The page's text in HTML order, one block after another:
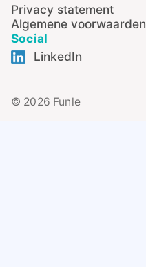
Privacy statement
Algemene voorwaarden
Social
LinkedIn
© 2026 Funle